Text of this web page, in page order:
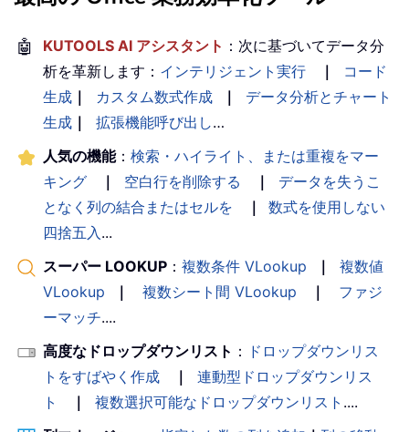
🤖 KUTOOLS AI アシスタント ：次に基づいてデータ分
析を革新します： インテリジェント実行 ｜
コード
生成 ｜ カスタム数式作成 ｜
データ分析とチャート
生成 ｜ 拡張機能呼び出し…
人気の機能： 検索・ハイライト、または重複をマー
キング
｜ 空白行を削除する ｜
データを失うこ
となく列の結合またはセルを
｜
数式を使用しない
四捨五入...
スーパー LOOKUP ： 複数条件 VLookup ｜
複数値
VLookup
｜ 複数シート間 VLookup ｜
ファジ
ーマッチ....
高度なドロップダウンリスト ： ドロップダウンリス
トをすばやく作成
｜
連動型ドロップダウンリス
ト
｜ 複数選択可能なドロップダウンリスト ....